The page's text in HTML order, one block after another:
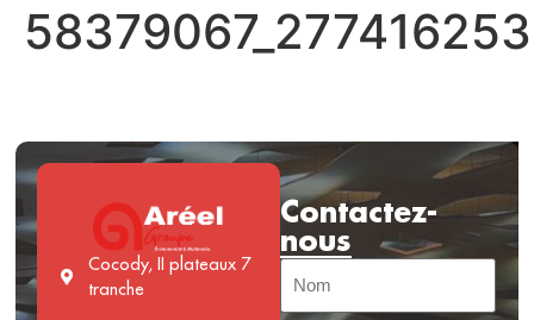
Cocody, II plateaux 7
tranche
Contactez-
nous